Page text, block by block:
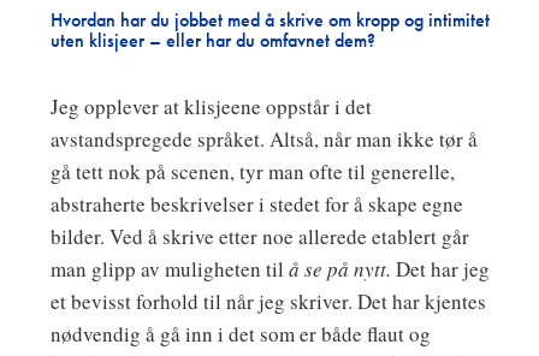
Hvordan har du jobbet med å skrive om kropp og intimitet
uten klisjeer – eller har du omfavnet dem?
Jeg opplever at klisjeene oppstår i det
avstandspregede språket. Altså, når man ikke tør å
gå tett nok på scenen, tyr man ofte til generelle,
abstraherte beskrivelser i stedet for å skape egne
bilder. Ved å skrive etter noe allerede etablert går
man glipp av muligheten til å se på nytt. Det har jeg
et bevisst forhold til når jeg skriver. Det har kjentes
nødvendig å gå inn i det som er både flaut og